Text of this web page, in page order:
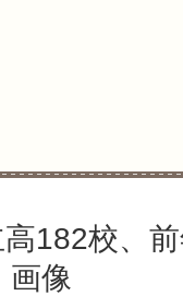
高182校、
画像